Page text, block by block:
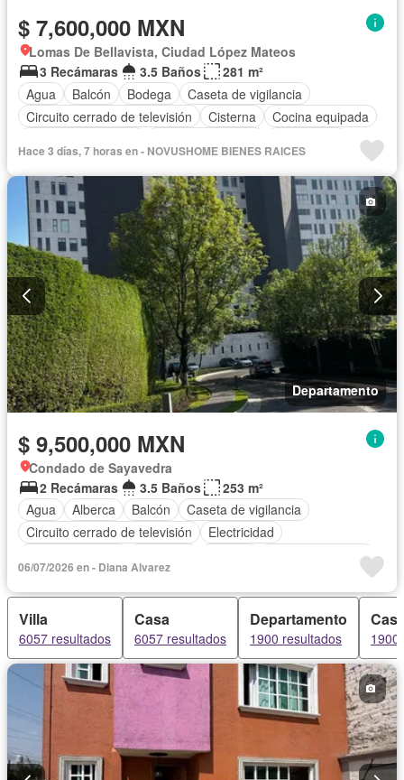
$ 7,600,000 MXN
Lomas De Bellavista, Ciudad López Mateos
3 Recámaras
3.5 Baños
281 m²
Agua
Balcón Bodega
Caseta de vigilancia
Circuito cerrado de televisión
Cisterna
Cocina equipada
Estacionamiento
Internet
Recámara con closet
Seguridad
Terraza Vista panorámica
Wifi
Zonas verdes
Hace 3 días, 7 horas en - NOVUSHOME BIENES RAICES
Departamento
$ 9,500,000 MXN
Condado de Sayavedra
2 Recámaras
3.5 Baños
253 m²
Agua
Alberca Balcón
Caseta de vigilancia
Circuito cerrado de televisión
Electricidad
Vista panorámica
Wifi
Sin amueblar
06/07/2026 en - Diana Alvarez
Villa
6057 resultados
Casa
6057 resultados
Departamento
1900 resultados 1900